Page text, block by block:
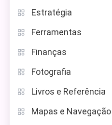
Estratégia
Ferramentas
Finanças
Fotografia
Livros e Referência
Mapas e Navegação